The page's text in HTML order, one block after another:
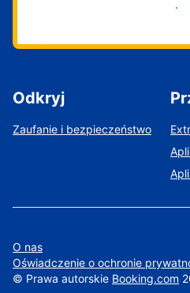
Zacznij już
Odkryj
Zaufanie i bezpieczeństwo
O nas
Oświadczenie o ochronie
© Prawa autorskie Booking.com